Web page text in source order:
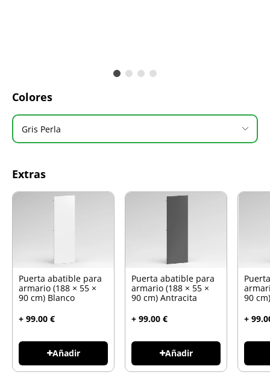
Colores
Gris Perla
Extras
Puerta abatible para
armario (188 × 55 ×
90 cm) Blanco
+ 99.00 €
Añadir
Puerta abatible para
armario (188 × 55 ×
90 cm) Antracita
+ 99.00 €
Añadir
90
+